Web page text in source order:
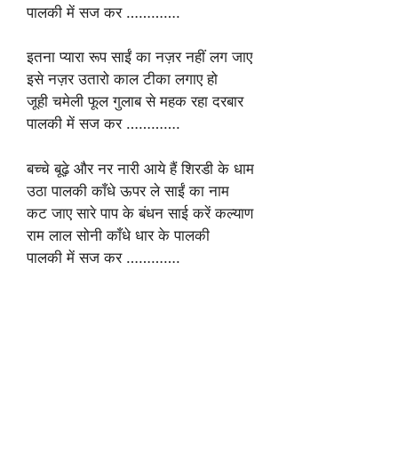
पालकी में सज कर ………….
इतना प्यारा रूप साईं का नज़र नहीं लग जाए
इसे नज़र उतारो काल टीका लगाए हो
जूही चमेली फूल गुलाब से महक रहा दरबार
पालकी में सज कर ………….
बच्चे बूढ़े और नर नारी आये हैं शिरडी के धाम
उठा पालकी काँधे ऊपर ले साईं का नाम
कट जाए सारे पाप के बंधन साई करें कल्याण
राम लाल सोनी काँधे धार के पालकी
पालकी में सज कर ………….